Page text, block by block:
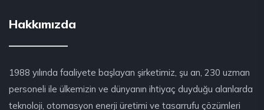
Hakkımızda
1988 yılında faaliyete başlayan şirketimiz, şu an, 230 uzman
personeli ile ülkemizin ve dünyanın ihtiyaç duyduğu alanlarda
teknoloji, otomasyon enerji üretimi ve tasarrufu çözümleri